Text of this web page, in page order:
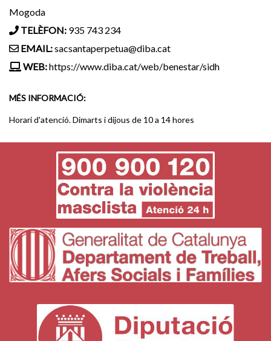
Mogoda
TELÈFON: 935 743 234
EMAIL:sacsantaperpetua@diba.cat
WEB:https://www.diba.cat/web/benestar/sidh
MÉS INFORMACIÓ:
Horari d'atenció. Dimarts i dijous de 10 a 14 hores